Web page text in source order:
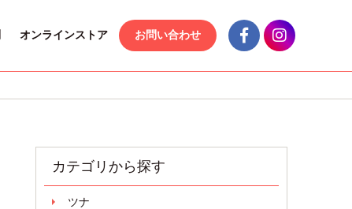
オンラインストア お問い合わせ
カテゴリから探す
ツナ